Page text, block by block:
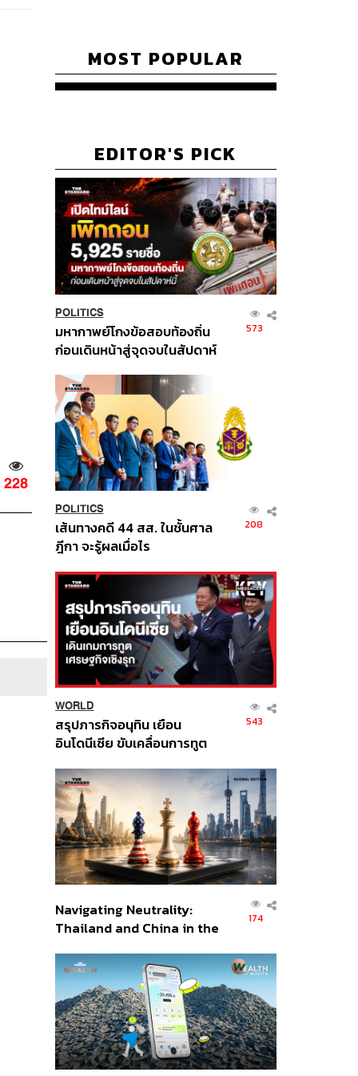
228
MOST POPULAR
EDITOR'S PICK
POLITICS
มหากาพย์โกงข้อสอบท้องถิ่น
ก่อนเดินหน้าสู่จุดจบในสัปดาห์
573
POLITICS
เส้นทางคดี 44 สส. ในชั้นศาล
ฎีกา จะรู้ผลเมื่อไร
208
WORLD
สรุปภารกิจอนุทิน เยือน
อินโดนีเซีย ขับเคลื่อนการทูต
ส่วนยุทธศาสตร์ไทย –
อินโดนีเซีย
543
Navigating Neutrality:
Thailand and China in the
Order
174